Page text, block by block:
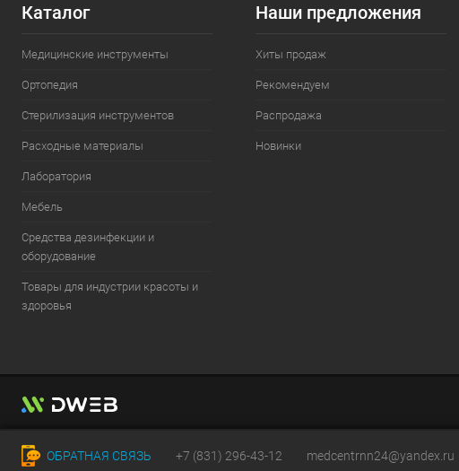
Каталог
Медицинские инструменты
Ортопедия
Стерилизация инструментов
Расходные материалы
Лаборатория
Мебель
Средства дезинфекции и
оборудование
Товары для индустрии красоты и
здоровья
Наши предложения
Хиты продаж
Рекомендуем
Распродажа
Новинки
ОБРАТНАЯ СВЯЗЬ +7 (831) 296-43-12 medcentrnn24@yandex.ru